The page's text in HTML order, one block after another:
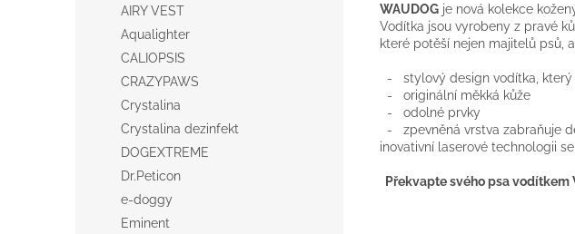
AIRY VEST
Aqualighter
CALIOPSIS
CRAZYPAWS
Crystalina
Crystalina dezinfekt
DOGEXTREME
Dr.Peticon
e-doggy
Eminent
WAUDOG je nová kolekce
Vodítka jsou vyrobeny z pravé
které potěší nejen majitelů psů ,
- stylový design vodítka
- originální měkká kůže
- odolné prvky
- zpevněná vrstva zabraňuje
inovativní laserové technologii se
Překvapte svéhopsavodítkem